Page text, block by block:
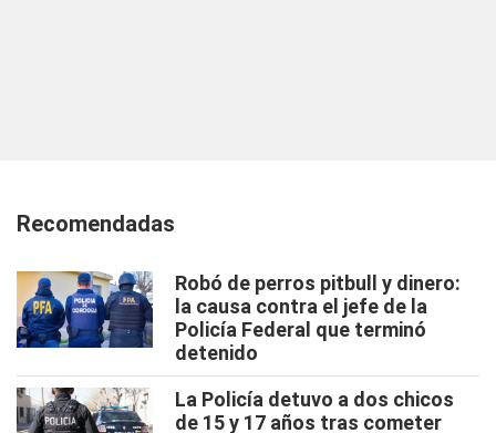
Recomendadas
Robó de perros pitbull y dinero:
la causa contra el jefe de la
Policía Federal que terminó
detenido
La Policía detuvo a dos chicos
de 15 y 17 años tras cometer